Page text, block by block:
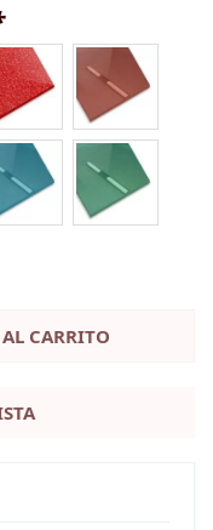
CARRITO